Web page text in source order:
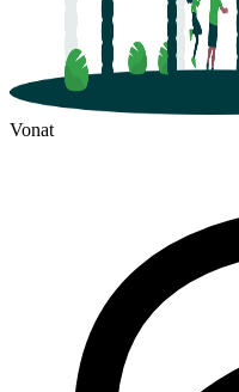
Vonat